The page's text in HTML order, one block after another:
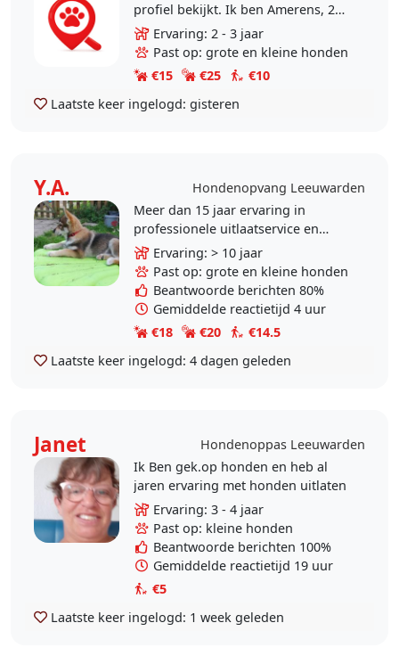
profiel bekijkt. Ik ben Amerens, 28
jaar en ik woon in het gezellige
centrum van Leeuwarden. Honden
zijn eigenlijk..
Ervaring: 2 - 3 jaar
Past op: grote en kleine honden
€15
€25
€10
Laatste keer ingelogd: gisteren
Y.A.
Hondenopvang Leeuwarden
Meer dan 15 jaar ervaring in
professionele uitlaatservice en
opvang. Gediplomeerd Kynologisch
instructeur A en B. Certificaat
Dierenartsassistente.
Ervaring: > 10 jaar
Past op: grote en kleine honden
Beantwoorde berichten 80%
Gemiddelde reactietijd 4 uur
€18
€20
€14.5
Laatste keer ingelogd: 4 dagen geleden
Janet
Hondenoppas Leeuwarden
Ik Ben gek.op honden en heb al
jaren ervaring met honden uitlaten
Ervaring: 3 - 4 jaar
Past op: kleine honden
Beantwoorde berichten 100%
Gemiddelde reactietijd 19 uur
€5
Laatste keer ingelogd: 1 week geleden